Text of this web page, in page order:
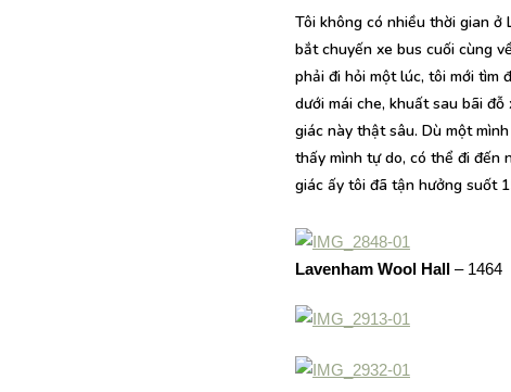
Tôi không có nhiều thời gian ở
bắt chuyến xe bus cuối cùng
phải đi hỏi một lúc, tôi mới tìm
dưới mái che, khuất sau bãi
giác này thật sâu. Dù một
thấy mình tự do, có thể đi đến
giác ấy tôi đã tận hưởng suốt
Lavenham Wool Hall – 1464